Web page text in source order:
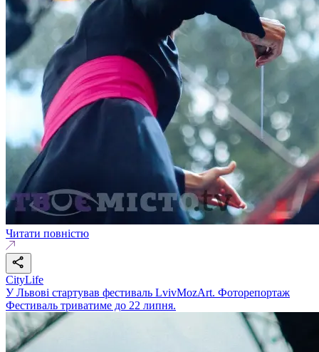
Читати повністю
CityLife
У Львові стартував фестиваль LvivMozArt. Фоторепортаж
Фестиваль триватиме до 22 липня.